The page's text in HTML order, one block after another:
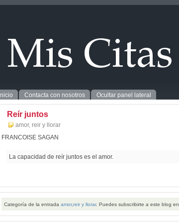
Inicio Contacta con nosotros Ocultar panel lateral
Reír juntos
amor, reir y llorar
FRANCOISE SAGAN
La capacidad de reír juntos es el amor.
Categoría de la entrada amor,reir y llorar. Puedes subscribirte a este blog en